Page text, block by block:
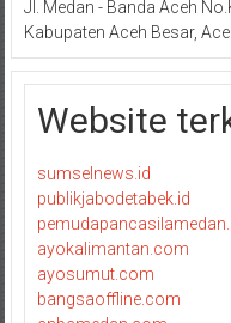
Jl. Medan - Banda Aceh
Kabupaten Aceh Besar,
Website
sumselnews.id
publikjabodetabek.id
ayokalimantan.com
ayosumut.com
bangsaoffline.com